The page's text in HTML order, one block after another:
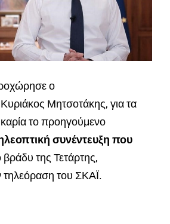
ο
Μητσοτάκης, για τα
το προηγούμενο
συνέντευξη που
βράδυ της Τετάρτης,
του ΣΚΑΪ.